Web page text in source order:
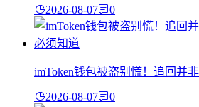
2026-08-07 0
imToken钱包被盗别慌！追回并
2026-08-07 0